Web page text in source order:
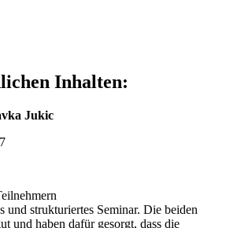
Inhalten:
Jukic
und strukturiertes Seminar. Die beiden
und haben dafür gesorgt, dass die